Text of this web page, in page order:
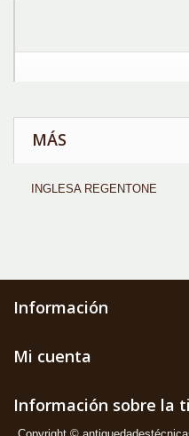
MÁS
INGLESA REGENTONE
Información
Mi cuenta
Información sobre la